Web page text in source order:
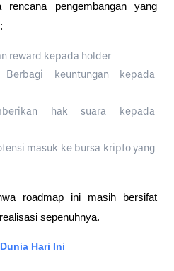
rencana pengembangan yang
reward kepada holder
Berbagi keuntungan kepada
hak suara kepada
masuk ke bursa kripto yang
roadmap ini masih bersifat
sepenuhnya.
Hari Ini